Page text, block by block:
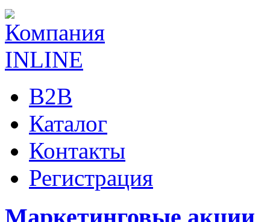
B2B
Каталог
Контакты
Регистрация